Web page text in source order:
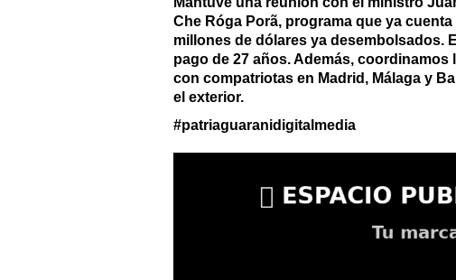
Che Róga Porã, programa que ya
millones de dólares ya desembolsados.
pago de 27 años. Además,
con compatriotas en Madrid, Málaga y
el exterior.
#patriaguaranidigitalmedia